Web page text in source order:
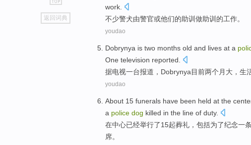
go
top
返回词典
work.
不少警犬由警官或他们的助训 做助训的工作。
youdao
Dobrynya is two months old and lives at a
One television reported
据电视一台报道， Dobrynya目前两个月 大 ， 生
youdao
About 15 funerals have been held at the
a police dog killed in the line of duty.
在中心已经举行了15起葬礼 ， 包括为了纪念一条
席。